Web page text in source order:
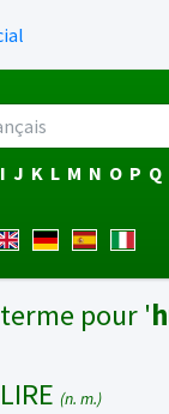
I J K L M N O P Q
pour '
(n. m.)